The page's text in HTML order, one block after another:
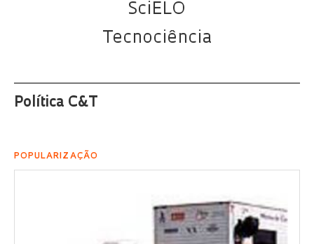
SciELO
Tecnociência
Política C&T
POPULARIZAÇÃO